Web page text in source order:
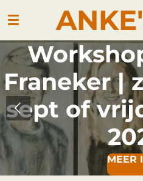
Ga
direct
naar
de
hoofdinhoud
Franeker |
sept of
MEER